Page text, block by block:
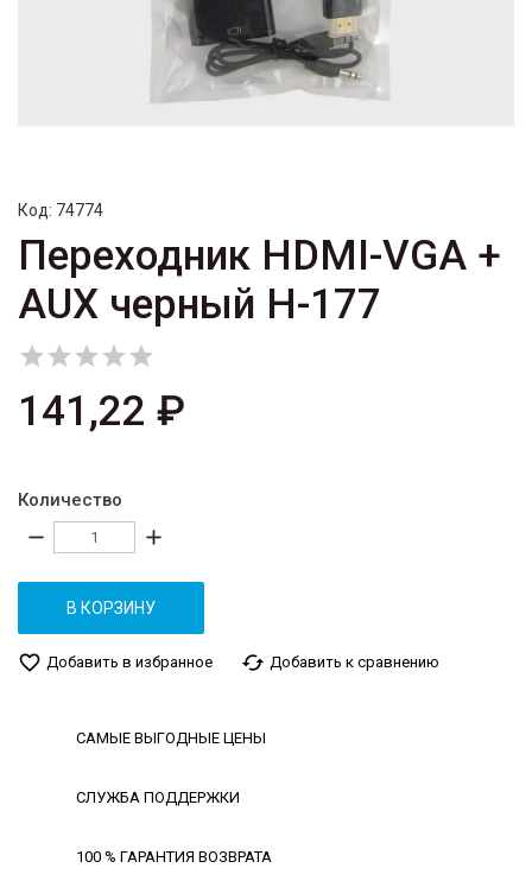
Код: 74774
Переходник HDMI-VGA +
AUX черный H-177

141,22 ₽
Количество
remove add
В КОРЗИНУ
favorite_border Добавить в избранное cached Добавить к сравнению
САМЫЕ ВЫГОДНЫЕ ЦЕНЫ
СЛУЖБА ПОДДЕРЖКИ
100 % ГАРАНТИЯ ВОЗВРАТА